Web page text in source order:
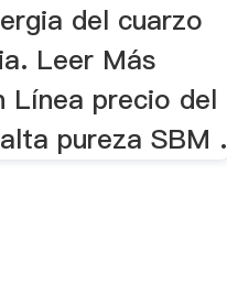
del cuarzo
Leer Más
Línea precio del
pureza SBM .